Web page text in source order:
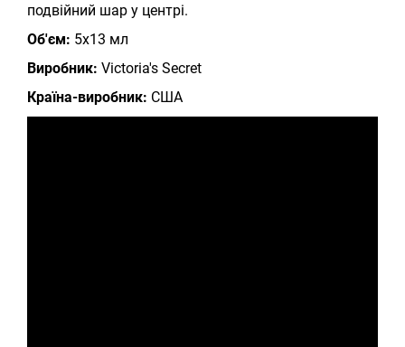
подвійний шар у центрі.
Об'єм: 5х13 мл
Виробник: Victoria's Secret
Країна-виробник: США